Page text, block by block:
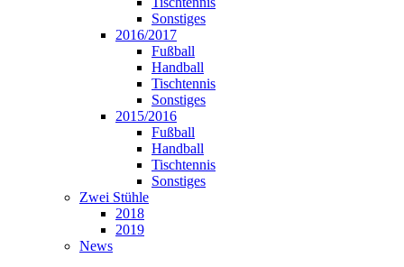
Sonstiges
2016/2017
Fußball
Handball
Tischtennis
Sonstiges
2015/2016
Fußball
Handball
Tischtennis
Sonstiges
Zwei Stühle
2018
2019
News